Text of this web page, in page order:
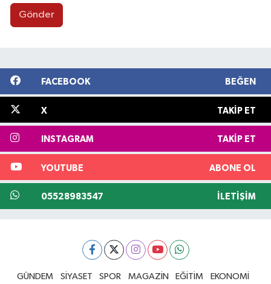
Gönder
FACEBOOK BEĞEN
X TAKIP ET
INSTAGRAM TAKIP ET
YOUTUBE ABONE OL
05528983547 İLETIŞIM
GÜNDEM SİYASET SPOR MAGAZİN EĞİTİM
EKONOMİ